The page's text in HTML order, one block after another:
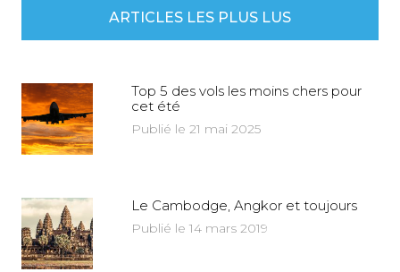
ARTICLES LES PLUS LUS
Top 5 des vols les moins chers pour
cet été
Publié le 21 mai 2025
Le Cambodge, Angkor et toujours
Publié le 14 mars 2019